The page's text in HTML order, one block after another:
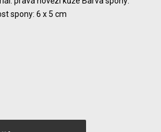
spony: 6 x 5 cm